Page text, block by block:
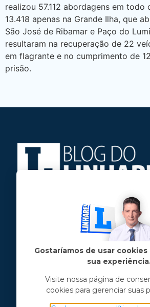
realizou 57.112 abordagens em todo
13.418 apenas na Grande Ilha, que
São José de Ribamar e Paço do
resultaram na recuperação de 22
em flagrante e no cumprimento de
prisão.
Jose Linhares Jr é
Formado em Jornalismo,
e tem pós-graduações em
e marketing político.
Menu principal
Gostaríamos de usar cookies
sua
Visite nossa página de
cookies para gerenciar suas